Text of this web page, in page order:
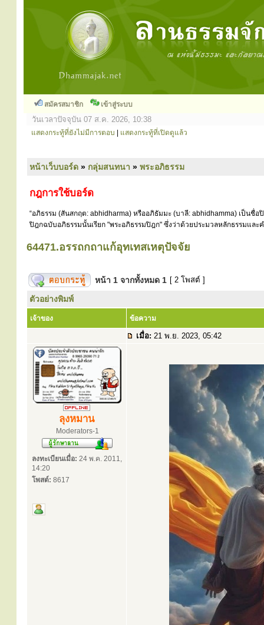
สมัครสมาชิก เข้าสู่ระบบ
วันเวลาปัจจุบัน 07 ส.ค. 2026, 10:38
แสดงกระทู้ที่ยังไม่มีการตอบ แสดงกระทู้ที่เปิดดูแล้ว
หน้าเว็บบอร์ด » กลุ่มสนทนา » พระอภิธรรม
กฎการใช้บอร์ด
“อภิธรรม (สันสกฤต: abhidharma) หรืออภิธัมมะ (บาลี: abhidhamma) เป็น
ปิฎกฉบับอภิธรรมนั้นเรียก "พระอภิธรรมปิฎก" ซึ่งว่าด้วยประมวลหลักธรรมแล
64471.อรรถกถาแก้อุทเทสเหตุปัจจัย
หน้า 1 จากทั้งหมด 1 [ 2 โพสต์ ]
ตัวอย่างพิมพ์
เจ้าของ ข้อความ
เมื่อ: 21 พ.ย. 2023, 05:42
ลุงหมาน
Moderators-1
ลงทะเบียนเมื่อ: 24 พ.ค. 2011,
14:20
โพสต์: 8617